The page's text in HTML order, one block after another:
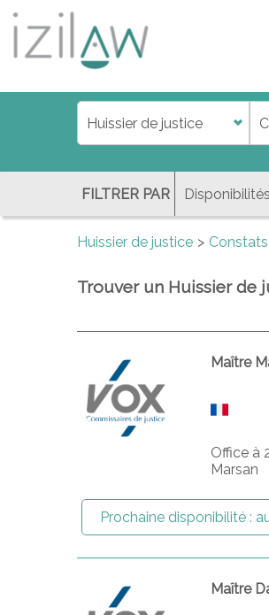
jdadi
fl
FILTRER PAR
Huissier de justice Constats
Trouver un Huissier de
Maître
Office à
Marsan
Prochaine disponibilité :
Maître